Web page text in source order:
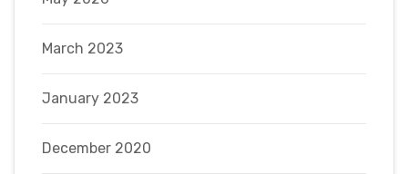
March 2023
January 2023
December 2020